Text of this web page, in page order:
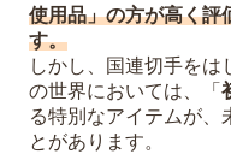
使用品」の方が高く評
す。
しかし、国連切手をは
の世界においては、「
る特別なアイテムが、
とがあります。